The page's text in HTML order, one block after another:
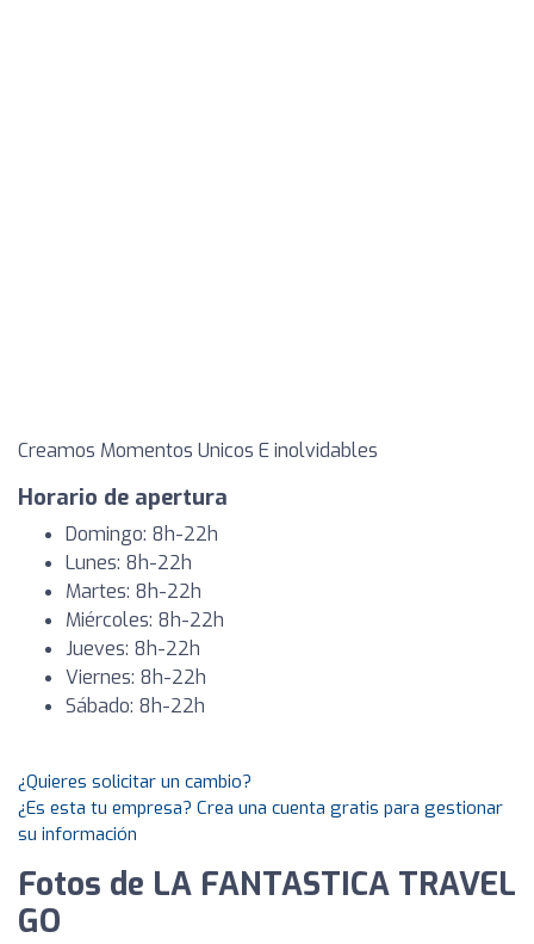
Creamos Momentos Unicos E inolvidables
Horario de apertura
Domingo: 8h-22h
Lunes: 8h-22h
Martes: 8h-22h
Miércoles: 8h-22h
Jueves: 8h-22h
Viernes: 8h-22h
Sábado: 8h-22h
¿Quieres solicitar un cambio?
¿Es esta tu empresa? Crea una cuenta gratis para gestionar
su información
Fotos de LA FANTASTICA TRAVEL
GO